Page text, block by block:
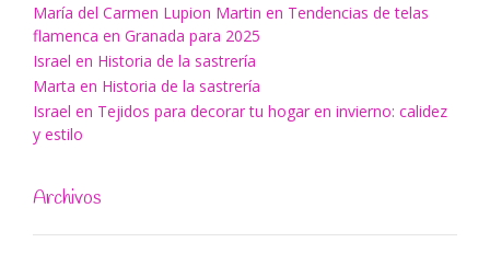
María del Carmen Lupion Martin en Tendencias de telas
flamenca en Granada para 2025
Israel en Historia de la sastrería
Marta en Historia de la sastrería
Israel en Tejidos para decorar tu hogar en invierno: calidez
y estilo
Archivos